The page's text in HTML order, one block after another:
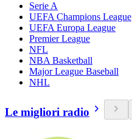
Serie A
UEFA Champions League
UEFA Europa League
Premier League
NFL
NBA Basketball
Major League Baseball
NHL
Le migliori radio